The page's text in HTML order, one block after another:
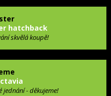
hatchback
skvělá koupě!
jednání - děkujeme!